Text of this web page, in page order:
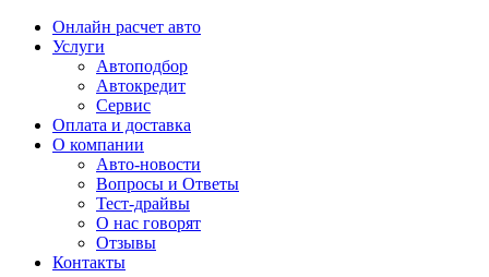
Skip
Онлайн расчет авто
Услуги
Автоподбор
Автокредит
Сервис
Оплата и доставка
О компании
Авто-новости
Вопросы и Ответы
Тест-драйвы
О нас говорят
Отзывы
Контакты